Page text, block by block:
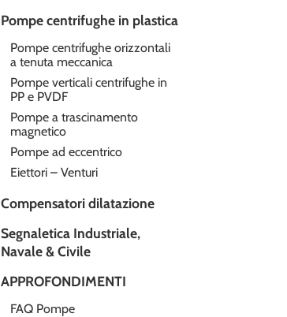
Pompe centrifughe in plastica
Pompe centrifughe orizzontali
a tenuta meccanica
Pompe verticali centrifughe in
PP e PVDF
Pompe a trascinamento
magnetico
Pompe ad eccentrico
Eiettori – Venturi
Compensatori dilatazione
Segnaletica Industriale,
Navale & Civile
APPROFONDIMENTI
FAQ Pompe